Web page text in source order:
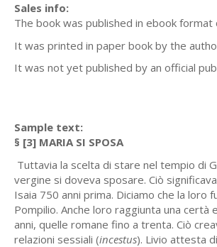
Sales info:
The book was published in ebook format
It was printed in paper book by the
It was not yet published by an official
Sample text:
§ [3] MARIA SI SPOSA
Tuttavia la scelta di stare nel tempio di
vergine si doveva sposare. Ciò
Isaia 750 anni prima. Diciamo che la
Pompilio. Anche loro raggiunta una
anni, quelle romane fino a trenta. Ciò
relazioni sessiali (incestus). Livio attesta